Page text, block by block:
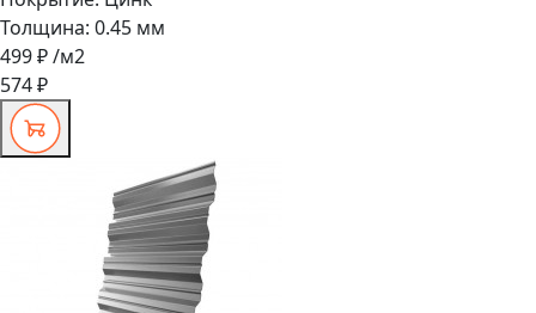
Толщина: 0.45 мм
499 ₽/м2
574 ₽